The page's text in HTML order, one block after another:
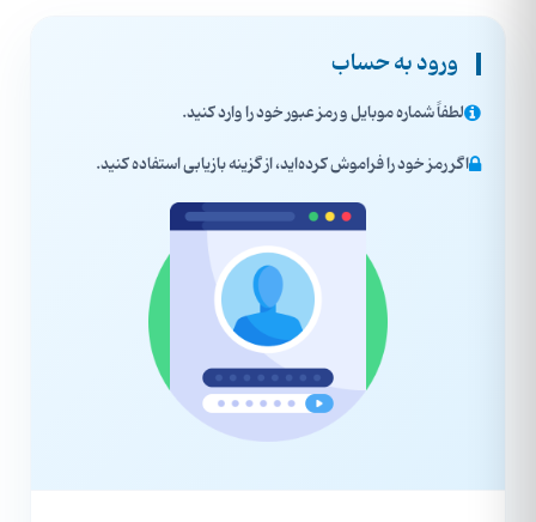
ورود به حساب
لطفاً شماره موبایل و رمز عبور خود را وارد کنید.
اگر رمز خود را فراموش کرده‌اید، از گزینه بازیابی استفاده کنید.